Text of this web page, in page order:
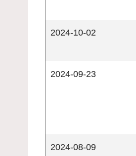
2024-10-02
2024-09-23
2024-08-09